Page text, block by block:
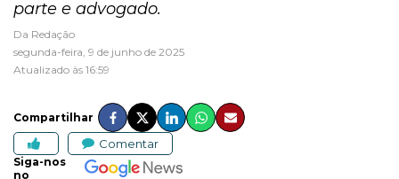
parte e advogado.
Da Redação
segunda-feira, 9 de junho de 2025
Atualizado às 16:59
Compartilhar
Comentar
Siga-nos
no